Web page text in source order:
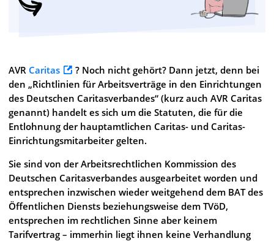
AVR Caritas
? Noch nicht gehört? Dann jetzt, denn bei
den „Richtlinien für Arbeitsverträge in den Einrichtungen
des Deutschen Caritasverbandes“ (kurz auch AVR Caritas
genannt) handelt es sich um die Statuten, die für die
Entlohnung der hauptamtlichen Caritas- und Caritas-
Einrichtungsmitarbeiter gelten.
Sie sind von der Arbeitsrechtlichen Kommission des
Deutschen Caritasverbandes ausgearbeitet worden und
entsprechen inzwischen wieder weitgehend dem BAT des
Öffentlichen Diensts beziehungsweise dem TVöD,
entsprechen im rechtlichen Sinne aber keinem
Tarifvertrag – immerhin liegt ihnen keine Verhandlung